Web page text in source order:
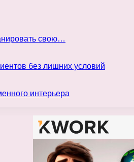
свою…
без лишних условий
интерьера